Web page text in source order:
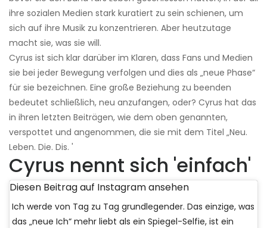
ihre sozialen Medien stark kuratiert zu sein schienen, um
sich auf ihre Musik zu konzentrieren. Aber heutzutage
macht sie, was sie will.
Cyrus ist sich klar darüber im Klaren, dass Fans und Medien
sie bei jeder Bewegung verfolgen und dies als „neue Phase“
für sie bezeichnen. Eine große Beziehung zu beenden
bedeutet schließlich, neu anzufangen, oder? Cyrus hat das
in ihren letzten Beiträgen, wie dem oben genannten,
verspottet und angenommen, die sie mit dem Titel „Neu.
Leben. Die. Dis. '
Cyrus nennt sich 'einfach'
Diesen Beitrag auf Instagram ansehen
Ich werde von Tag zu Tag grundlegender. Das einzige, was
das „neue Ich“ mehr liebt als ein Spiegel-Selfie, ist ein